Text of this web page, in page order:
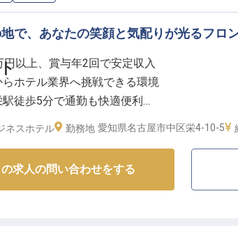
で、あなたの笑顔と気配りが光るフロ
円以上、賞与年2回で安定収入
ホテル業界へ挑戦できる環境
徒歩5分で通勤も快適便利
厚生で長く安心して働ける
心地、栄に位置する当ホテルは、お客様に心
ト業務は、お客様を最初にお迎えし、旅の始
ネスホテル 勤務地 愛知県名古屋市中区栄4-10-5
の求人の問い合わせをする